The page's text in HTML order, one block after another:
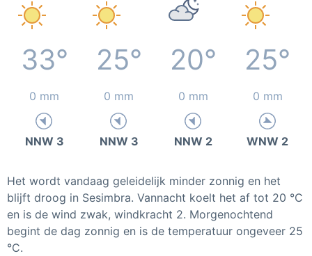
33° 25° 20° 25°
0 mm 0 mm 0 mm 0 mm
NNW 3 NNW 3 NNW 2 WNW 2
Het wordt vandaag geleidelijk minder zonnig en het
blijft droog in Sesimbra. Vannacht koelt het af tot 20 °C
en is de wind zwak, windkracht 2. Morgenochtend
begint de dag zonnig en is de temperatuur ongeveer 25
°C.